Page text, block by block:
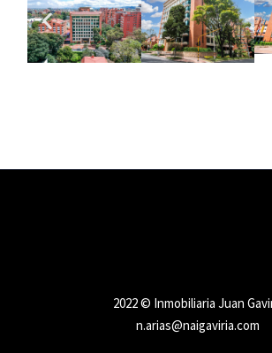
2022 © Inmobiliaria Juan
n.arias@naigaviria.com